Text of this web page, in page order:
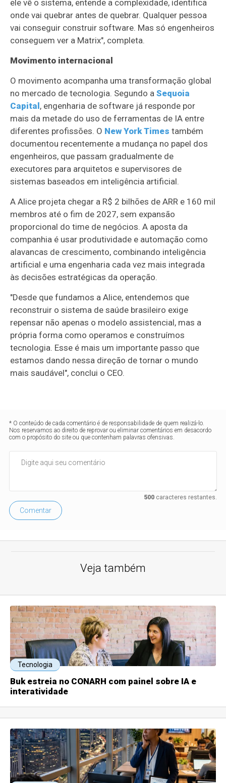
ele vê o sistema, entende a complexidade, identifica
onde vai quebrar antes de quebrar. Qualquer pessoa
vai conseguir construir software. Mas só engenheiros
conseguem ver a Matrix", completa.
Movimento internacional
O movimento acompanha uma transformação global
no mercado de tecnologia. Segundo aSequoia
Capital, engenharia de software já responde por
mais da metade do uso de ferramentas de IA entre
diferentes profissões. O New York Times também
documentou recentemente a mudança no papel dos
engenheiros, que passam gradualmente de
executores para arquitetos e supervisores de
sistemas baseados em inteligência artificial.
A Alice projeta chegar a R$ 2 bilhões de ARR e 160 mil
membros até o fim de 2027, sem expansão
proporcional do time de negócios. A aposta da
companhia é usar produtividade e automação como
alavancas de crescimento, combinando inteligência
artificial e uma engenharia cada vez mais integrada
às decisões estratégicas da operação.
"Desde que fundamos a Alice, entendemos que
reconstruir o sistema de saúde brasileiro exige
repensar não apenas o modelo assistencial, mas a
própria forma como operamos e construímos
tecnologia. Esse é mais um importante passo que
estamos dando nessa direção de tornar o mundo
mais saudável", conclui o CEO.
* O conteúdo de cada comentário é de responsabilidade de quem realizá-lo.
Nos reservamos ao direito de reprovar ou eliminar comentários em desacordo
com o propósito do site ou que contenham palavras ofensivas.
500caracteres restantes.
Comentar
Veja também
Tecnologia
Buk estreia no CONARH com painel sobre IA e
interatividade